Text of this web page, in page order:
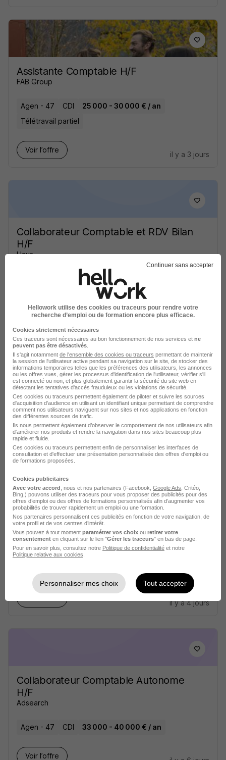
Assistante Comptable H/F
FAB Group
Agen - 47 CDI
25 000 - 30 000 € / an
Télétravail partiel
Voir l’offre
il y a 3 jours
Collaborateur Comptable et RDV Bilan
H/F
Hays
32 000 - 45 000 € / an
Voir l’offre
il y a 3 jours
Collaborateur Comptable H/F
Harry Hope
Agen - 47 CDI 35 000 - 45 000 € / an
Voir l’offre
il y a 4 jours
Collaborateur Comptable H/F
Harry Hope
il y a 4 jours
Collaborateur Comptable Autonome
H/F
Adsearch
Agen - 47 CDI 33 000 - 40 000 € / an
Voir l’offre
Continuer sans accepter
Hellowork utilise des cookies ou traceurs pour rendre votre
recherche d’emploi ou de formation encore plus efficace.
Cookies strictement nécessaires
Ces traceurs sont nécessaires au bon fonctionnement de nos services et ne
peuvent pas être désactivés
Il s'agit notamment de l'ensemble des cookies ou traceurs permettant de maintenir
la session de l'utilisateur active pendant sa navigation sur le site, de stocker des
informations temporaires telles que les préférences des utilisateurs, les annonces
ou les offres vues, gérer les processus d'identification de l'utilisateur, vérifier s'il
est connecté ou non, et plus globalement garantir la sécurité du site web en
détectant les tentatives d'accès frauduleux ou les violations de sécurité.
Ces cookies ou traceurs permettent également de piloter et suivre les sources
d'acquisition d'audience en utilisant un identifiant unique permettant de comprendre
comment nos utilisateurs naviguent sur nos sites et nos applications en fonction
des différentes sources de trafic.
Ils nous permettent également d’observer le comportement de nos utilisateurs afin
d'améliorer nos produits et rendre la navigation dans nos sites beaucoup plus
rapide et fluide.
Ces cookies ou traceurs permettent enfin de personnaliser les interfaces de
consultation et d'effectuer une présentation personnalisée des offres d'emploi ou
de formations proposées.
Cookies publicitaires
Avec votre accord , nous et nos partenaires (Facebook, Google Ads , Critéo,
Bing,) pouvons utiliser des traceurs pour vous proposer des publicités pour des
offres d’emploi ou des offres de formations personnalisés afin d’augmenter vos
probabilités de trouver rapidement un emploi ou une formation.
Nos partenaires personnalisent ces publicités en fonction de votre navigation, de
votre profil et de vos centres d’intérêt.
Vous pouvez à tout moment paramétrer vos choix ou retirer votre
consentement en cliquant sur le lien "Gérer les traceurs" en bas de page.
Pour en savoir plus, consultez notre Politique de confidentialité et notre
Politique relative aux cookies
Personnaliser mes choix Tout accepter